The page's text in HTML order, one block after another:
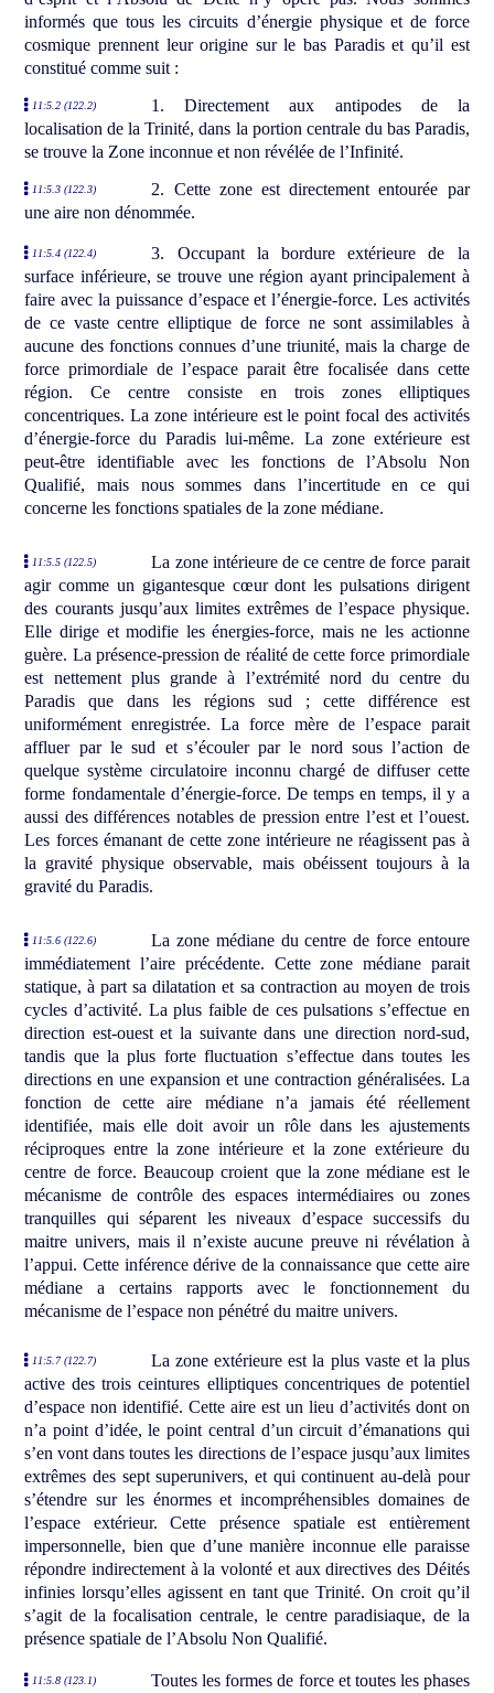
informés que tous les circuits d’énergie physique et de force
cosmique prennent leur origine sur le bas Paradis et qu’il est
constitué comme suit :
11:5.2 (122.2)
1. Directement aux antipodes de la
localisation de la Trinité, dans la portion centrale du bas Paradis,
se trouve la Zone inconnue et non révélée de l’Infinité.
11:5.3 (122.3)
2. Cette zone est directement entourée par
une aire non dénommée.
11:5.4 (122.4)
3. Occupant la bordure extérieure de la
surface inférieure, se trouve une région ayant principalement à
faire avec la puissance d’espace et l’énergie-force. Les activités
de ce vaste centre elliptique de force ne sont assimilables à
aucune des fonctions connues d’une triunité, mais la charge de
force primordiale de l’espace parait être focalisée dans cette
région. Ce centre consiste en trois zones elliptiques
concentriques. La zone intérieure est le point focal des activités
d’énergie-force du Paradis lui-même. La zone extérieure est
peut-être identifiable avec les fonctions de l’Absolu Non
Qualifié, mais nous sommes dans l’incertitude en ce qui
concerne les fonctions spatiales de la zone médiane.
11:5.5 (122.5)
La zone intérieure de ce centre de force parait
agir comme un gigantesque cœur dont les pulsations dirigent
des courants jusqu’aux limites extrêmes de l’espace physique.
Elle dirige et modifie les énergies-force, mais ne les actionne
guère. La présence-pression de réalité de cette force primordiale
est nettement plus grande à l’extrémité nord du centre du
Paradis que dans les régions sud ; cette différence est
uniformément enregistrée. La force mère de l’espace parait
affluer par le sud et s’écouler par le nord sous l’action de
quelque système circulatoire inconnu chargé de diffuser cette
forme fondamentale d’énergie-force. De temps en temps, il y a
aussi des différences notables de pression entre l’est et l’ouest.
Les forces émanant de cette zone intérieure ne réagissent pas à
la gravité physique observable, mais obéissent toujours à la
gravité du Paradis.
11:5.6 (122.6)
La zone médiane du centre de force entoure
immédiatement l’aire précédente. Cette zone médiane parait
statique, à part sa dilatation et sa contraction au moyen de trois
cycles d’activité. La plus faible de ces pulsations s’effectue en
direction est-ouest et la suivante dans une direction nord-sud,
tandis que la plus forte fluctuation s’effectue dans toutes les
directions en une expansion et une contraction généralisées. La
fonction de cette aire médiane n’a jamais été réellement
identifiée, mais elle doit avoir un rôle dans les ajustements
réciproques entre la zone intérieure et la zone extérieure du
centre de force. Beaucoup croient que la zone médiane est le
mécanisme de contrôle des espaces intermédiaires ou zones
tranquilles qui séparent les niveaux d’espace successifs du
maitre univers, mais il n’existe aucune preuve ni révélation à
l’appui. Cette inférence dérive de la connaissance que cette aire
médiane a certains rapports avec le fonctionnement du
mécanisme de l’espace non pénétré du maitre univers.
11:5.7 (122.7)
La zone extérieure est la plus vaste et la plus
active des trois ceintures elliptiques concentriques de potentiel
d’espace non identifié. Cette aire est un lieu d’activités dont on
n’a point d’idée, le point central d’un circuit d’émanations qui
s’en vont dans toutes les directions de l’espace jusqu’aux limites
extrêmes des sept superunivers, et qui continuent au-delà pour
s’étendre sur les énormes et incompréhensibles domaines de
l’espace extérieur. Cette présence spatiale est entièrement
impersonnelle, bien que d’une manière inconnue elle paraisse
répondre indirectement à la volonté et aux directives des Déités
infinies lorsqu’elles agissent en tant que Trinité. On croit qu’il
s’agit de la focalisation centrale, le centre paradisiaque, de la
présence spatiale de l’Absolu Non Qualifié.
11:5.8 (123.1)
Toutes les formes de force et toutes les phases